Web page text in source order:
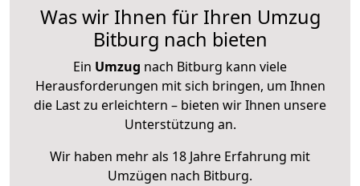
Was wir Ihnen für Ihren Umzug
Bitburg nach bieten
Ein Umzug nach Bitburg kann viele
Herausforderungen mit sich bringen, um Ihnen
die Last zu erleichtern – bieten wir Ihnen unsere
Unterstützung an.
Wir haben mehr als 18 Jahre Erfahrung mit
Umzügen nach Bitburg.